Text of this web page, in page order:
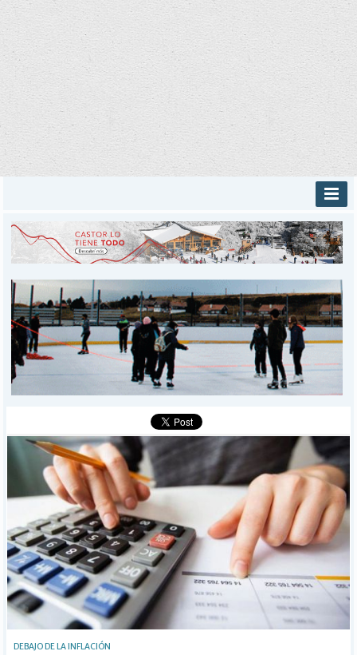
INICIO
PROVINCIALES
DEPORTES
POLICIALES
I-DIARIO
MÁS
BÚSQUEDA
DEBAJO DE LA INFLACIÓN